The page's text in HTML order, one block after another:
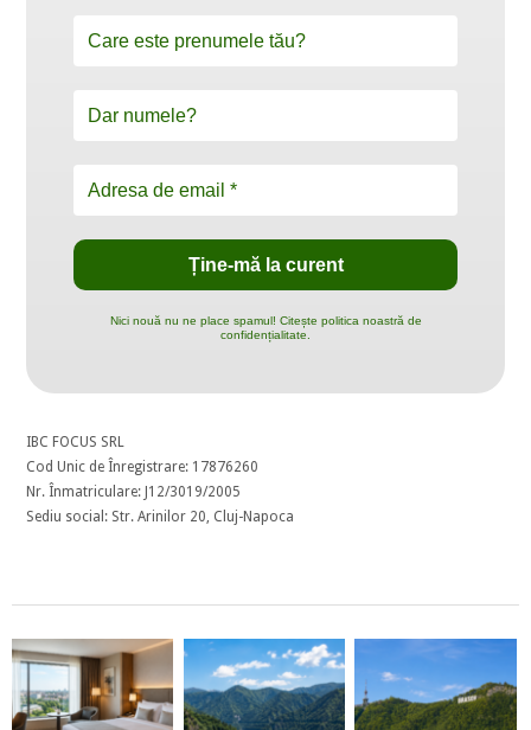
Nici nouă nu ne place spamul! Citește politica noastră de
confidențialitate.
IBC FOCUS SRL
Cod Unic de Înregistrare: 17876260
Nr. Înmatriculare: J12/3019/2005
Sediu social: Str. Arinilor 20, Cluj-Napoca